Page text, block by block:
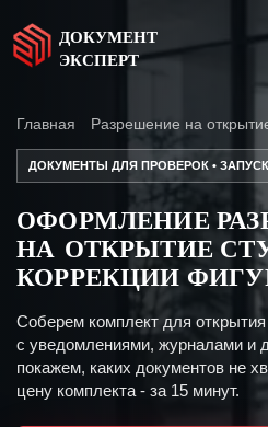
ДОКУМЕНТ
ЭКСПЕРТ
Главная Разрешение на
ДОКУМЕНТЫ ДЛЯ ПРОВЕРОК •
ОФОРМЛЕНИЕ
НА ОТКРЫТИЕ
КОРРЕКЦИИ
Соберем комплект для
с уведомлениями, журналами и
покажем, каких документов не
цену комплекта - за 15 минут.